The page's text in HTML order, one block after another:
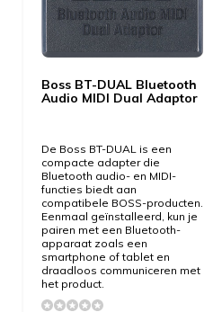
Boss BT-DUAL Bluetooth
Audio MIDI Dual Adaptor
De Boss BT-DUAL is een
compacte adapter die
Bluetooth audio- en MIDI-
functies biedt aan
compatibele BOSS-producten.
Eenmaal geïnstalleerd, kun je
pairen met een Bluetooth-
apparaat zoals een
smartphone of tablet en
draadloos communiceren met
het product.